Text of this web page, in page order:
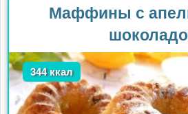
Маффины с
344 ккал